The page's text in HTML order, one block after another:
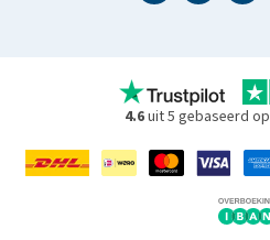
4.6uit 5 gebaseerd op